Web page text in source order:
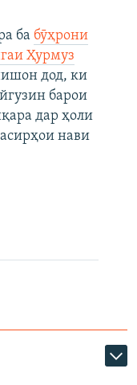
ба бӯҳрони
Ҳурмуз
дод, ки
барои
дар ҳоли
нави